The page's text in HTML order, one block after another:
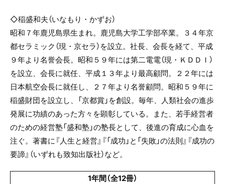
◇稲盛和夫（いなもり・かずお）
昭和７年鹿児島県生まれ。鹿児島大学工学部卒業。３４年京
都セラミック（現・京セラ）を設立。社長、会長を経て、平成
９年より名誉会長。昭和５９年には第二電電（現・ＫＤＤＩ）
を設立、会長に就任、平成１３年より最高顧問。２２年には
日本航空会長に就任し、２７年より名誉顧問。昭和５９年に
稲盛財団を設立し、「京都賞」を創設。毎年、人類社会の進歩
発展に功績のあった方々を顕彰している。また、若手経営者
のための経営塾「盛和塾」の塾長として、後進の育成に心血を
注ぐ。著書に『人生と経営』『「成功」と「失敗」の法則』『成功の
要諦』（いずれも致知出版社）など。
1年間（全12冊）